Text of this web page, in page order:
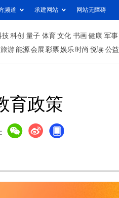
频道 承建网站 网站无障碍
技 科创 量子 体育 文化 书画 健康 军事
旅游 能源 会展 彩票娱乐 时尚 悦读 公益
育政策